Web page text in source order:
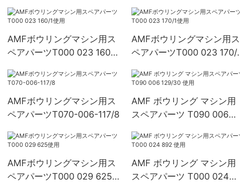
AMFボウリングマシン用ス
ペアパーツT000 023 160/1
AMFボウリングマシン用ス
ペアパーツT000 023 170/
AMFボウリングマシン用ス
ペアパーツT070-006-117/8
AMF ボウリング マシン用
スペアパーツ T090 006
AMFボウリングマシン用ス
ペアパーツT000 029 625
AMF ボウリング マシン用
スペアパーツ T000 024